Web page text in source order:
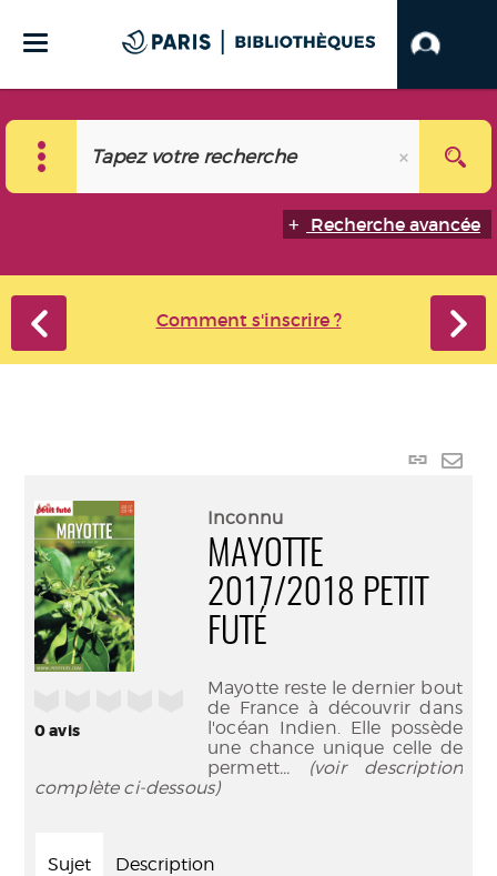
Recherche avancée
Comment s'inscrire ?
Lien
0avis
Inconnu
MAYOTTE
2017/2018 PETIT
FUTÉ
Mayotte reste le dernier bout
de France à découvrir dans
l'océan Indien. Elle possède
une chance unique celle de
permett... (voir description
complète ci-dessous)
Sujet Description